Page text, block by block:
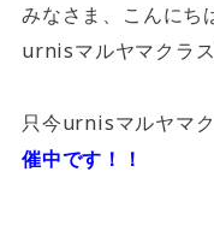
営業時間
みなさま、こんにち
urnisマルヤマクラ
只今urnisマルヤマク
催中です！！